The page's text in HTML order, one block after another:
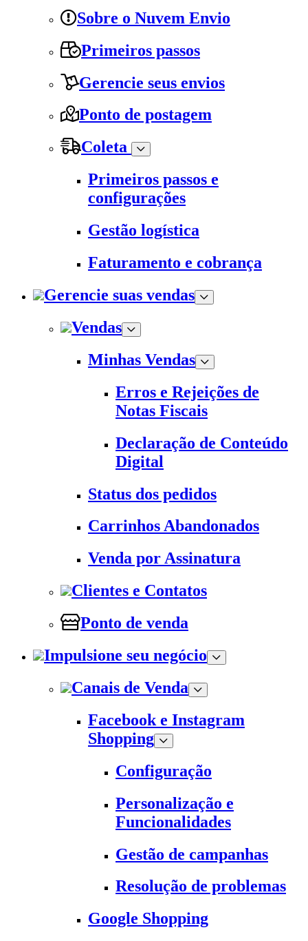
Sobre o Nuvem Envio
Primeiros passos
Gerencie seus envios
Ponto de postagem
Coleta
Primeiros passos e
configurações
Gestão logística
Faturamento e cobrança
Gerencie suas vendas
Vendas
Minhas Vendas
Erros e Rejeições de
Notas Fiscais
Declaração de Conteúdo
Digital
Status dos pedidos
Carrinhos Abandonados
Venda por Assinatura
Clientes e Contatos
Ponto de venda
Impulsione seu negócio
Canais de Venda
Facebook e Instagram
Shopping
Configuração
Personalização e
Funcionalidades
Gestão de campanhas
Resolução de problemas
Google Shopping